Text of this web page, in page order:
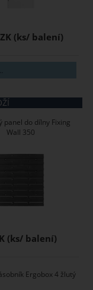
panel do dílny Fixing
Wall 350
Ergobox 4 žlutý